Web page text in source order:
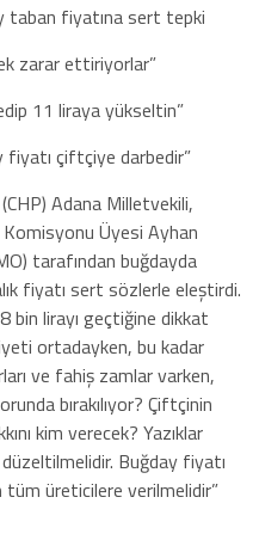
taban fiyatına sert tepki
zarar ettiriyorlar”
11 liraya yükseltin”
fiyatı çiftçiye darbedir”
Adana Milletvekili,
Üyesi Ayhan
tarafından buğdayda
fiyatı sert sözlerle eleştirdi.
lirayı geçtiğine dikkat
ortadayken, bu kadar
ve fahiş zamlar varken,
bırakılıyor? Çiftçinin
kim verecek? Yazıklar
Buğday fiyatı
tüm üreticilere verilmelidir”